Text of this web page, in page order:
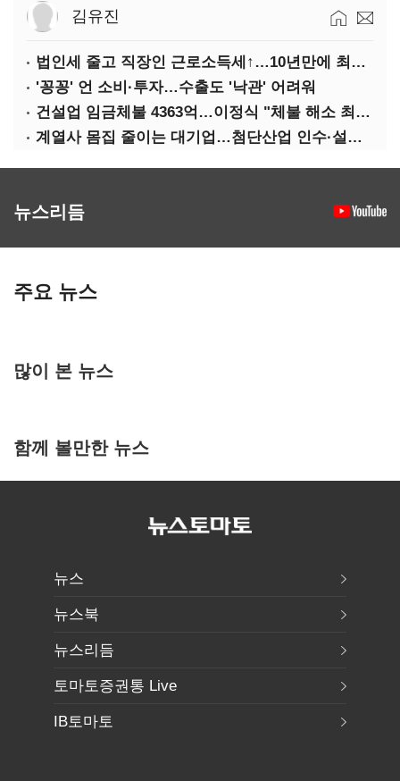
김유진
법인세 줄고 직장인 근로소득세↑…10년만에 최대치
'꽁꽁' 언 소비·투자…수출도 '낙관' 어려워
건설업 임금체불 4363억…이정식 "체불 해소 최우선"
계열사 몸집 줄이는 대기업…첨단산업 인수·설립에 '분주'
뉴스리듬
주요 뉴스
많이 본 뉴스
함께 볼만한 뉴스
뉴스
뉴스북
뉴스리듬
토마토증권통 Live
IB토마토